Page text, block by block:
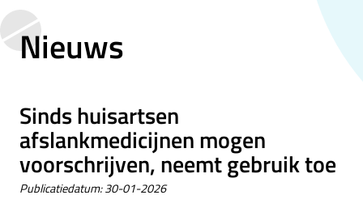
Nieuws
Sinds huisartsen
afslankmedicijnen mogen
voorschrijven, neemt gebruik toe
Publicatiedatum:30-01-2026